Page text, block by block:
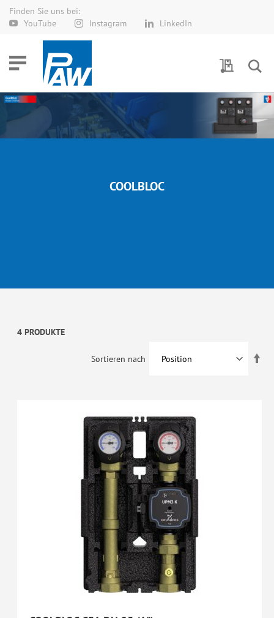
Finden Sie uns bei:
YouTube
Instagram LinkedIn
Direkt
Meine
COOLBLOC
4 PRODUKTE
Sortieren nach